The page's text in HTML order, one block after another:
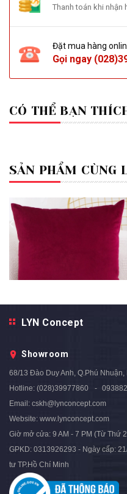
Thanh toán khi nhận
Đặt mua hàng
Gọi ngay
CÓ THỂ BẠN
SẢN PHẨM CÙNG
LYN Concept
Showroom
68/13 Đào Duy Anh, Q.Phú Nhuận,
Hotline: (028)39977860
Email: cskh@lynconcept.com
Website: www.lynconcept.com
Giờ mở cửa: 9 AM - 7 PM (Từ Thứ
GPKD: 0313926293 - Ngày cấp:
tư TP.Hồ Chí Minh